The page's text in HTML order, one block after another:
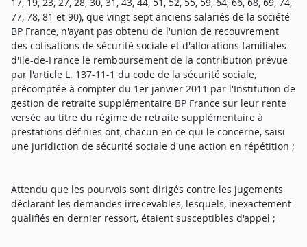
77, 78, 81 et 90), que vingt-sept anciens salariés de la société
BP France, n'ayant pas obtenu de l'union de recouvrement
des cotisations de sécurité sociale et d'allocations familiales
d'Ile-de-France le remboursement de la contribution prévue
par l'article L. 137-11-1 du code de la sécurité sociale,
précomptée à compter du 1er janvier 2011 par l'Institution de
gestion de retraite supplémentaire BP France sur leur rente
versée au titre du régime de retraite supplémentaire à
prestations définies ont, chacun en ce qui le concerne, saisi
une juridiction de sécurité sociale d'une action en répétition ;
Attendu que les pourvois sont dirigés contre les jugements
déclarant les demandes irrecevables, lesquels, inexactement
qualifiés en dernier ressort, étaient susceptibles d'appel ;